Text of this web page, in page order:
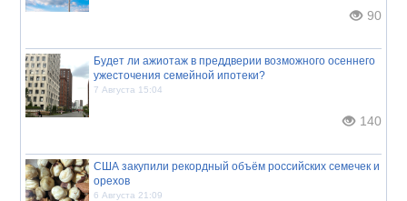
90
Будет ли ажиотаж в преддверии возможного осеннего
ужесточения семейной ипотеки?
7 Августа 15:04
140
США закупили рекордный объём российских семечек и
орехов
6 Августа 21:09